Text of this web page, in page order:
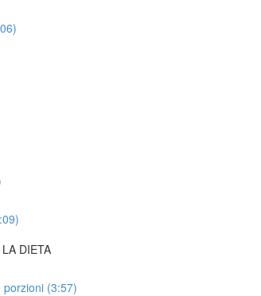
DIETA
porzioni (3:57)